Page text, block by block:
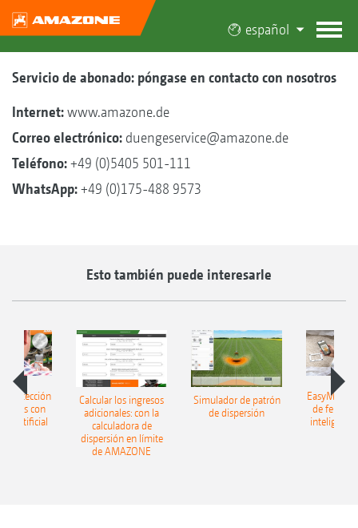
español
Servicio de abonado: póngase en contacto con nosotros
Internet:www.amazone.de
Correo electrónico: duengeservice@amazone.de
Teléfono:+49 (0)5405 501-111
WhatsApp:+49 (0)175-488 9573
Esto también puede interesarle
detección
con
artificial
Calcular los ingresos
adicionales: con la
calculadora de
dispersión en límite
de AMAZONE
Simulador de patrón
de dispersión
EasyMatch:
de